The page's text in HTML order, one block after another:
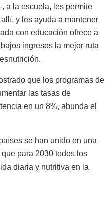
a la escuela, les permite
y les ayuda a mantener
con educación ofrece a
ingresos la mejor ruta
que los programas de
las tasas de
en un 8%, abunda el
se han unido en una
para 2030 todos los
diaria y nutritiva en la